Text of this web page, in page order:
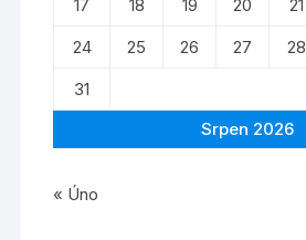
Srpen 2026
17
18 19 20 21
24
25 26 27 28
31
« Úno